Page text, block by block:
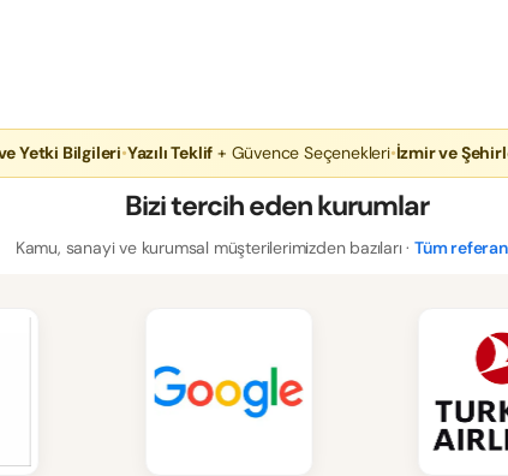
Yetki Bilgileri•Yazılı Teklif + Güvence Seçenekleri•İzmir ve
Bizi tercih eden kurumlar
Kamu, sanayi ve kurumsal müşterilerimizden bazıları ·Tüm